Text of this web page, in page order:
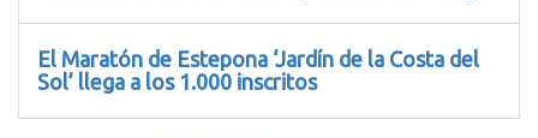
El Maratón de Estepona ‘Jardín de la Costa del
Sol’ llega a los 1.000 inscritos